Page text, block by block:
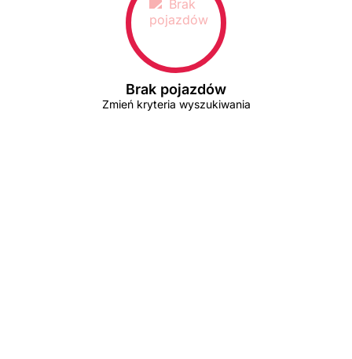
Brak pojazdów
Zmień kryteria wyszukiwania